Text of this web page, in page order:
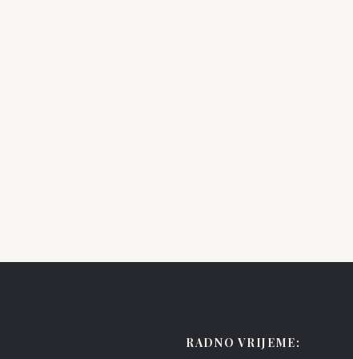
RADNO VRIJEME: